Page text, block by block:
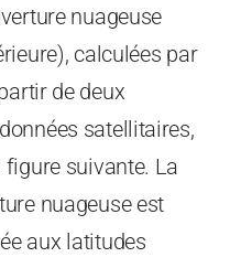
nuageuse
calculées par
de deux
satellitaires,
suivante. La
nuageuse est
aux latitudes